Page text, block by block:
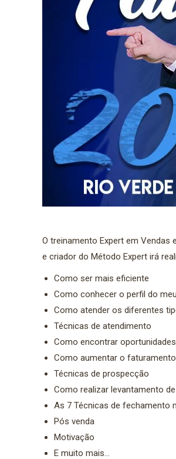
O treinamento Expert em Vendas
e criador do Método Expert irá
Como ser mais eficiente
Como conhecer o perfil do
Como atender os diferentes
Técnicas de atendimento
Como encontrar
Como aumentar o
Técnicas de prospecção
Como realizar levantamento
As 7 Técnicas de fechamento
Pós venda
Motivação
E muito mais…